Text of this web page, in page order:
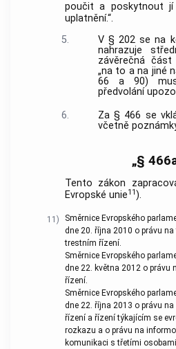
poučit a poskytnout
uplatnění.“.
5.
V § 202 se na
nahrazuje
závěrečná
„na to a na jiné
66 a 90)
předvolání
6.
Za § 466 se
včetně
„§
Tento zákon
Evropské unie11).
11)
Směrnice Evropského
dne 20. října 2010 o právu
trestním řízení.
Směrnice Evropského
dne 22. května 2012 o právu
řízení.
Směrnice Evropského
dne 22. října 2013 o právu
řízení a řízení týkajícím se
rozkazu a o právu na
komunikaci s třetími